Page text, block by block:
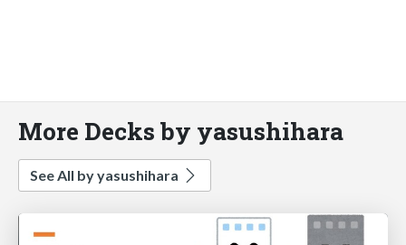
More Decks by yasushihara
See All by yasushihara